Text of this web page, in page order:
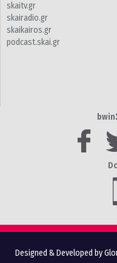
skaitv.gr
skairadio.gr
skaikairos.gr
podcast.skai.gr
Designed & Developed by